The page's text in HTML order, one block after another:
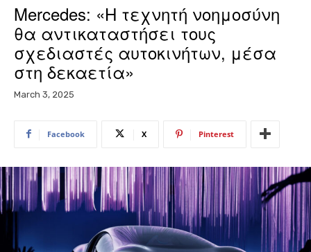
Mercedes: «Η τεχνητή νοημοσύνη
θα αντικαταστήσει τους
σχεδιαστές αυτοκινήτων, μέσα
στη δεκαετία»
March 3, 2025
Facebook X Pinterest